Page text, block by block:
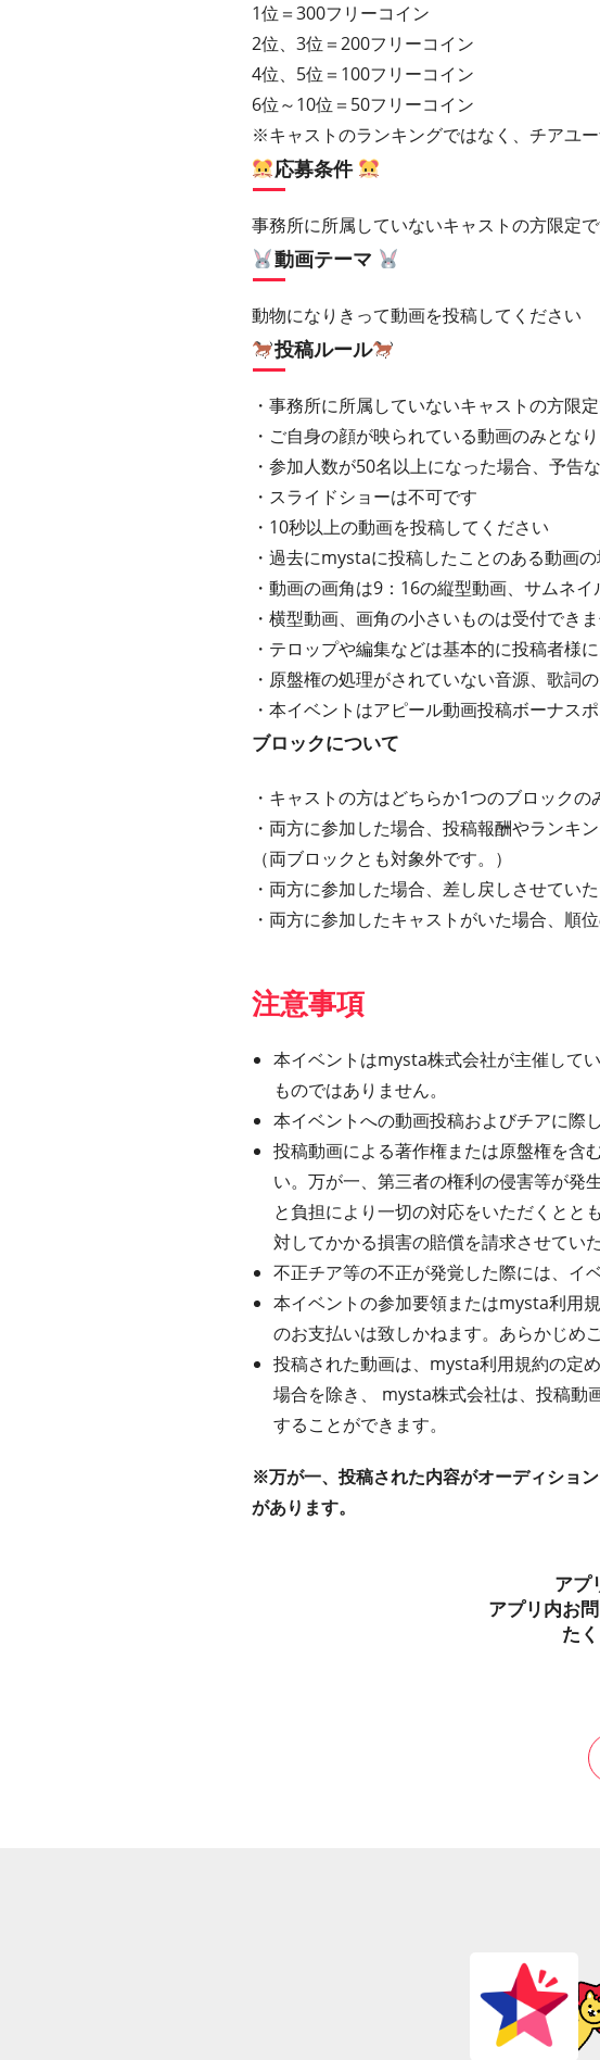
1位＝300フリーコイン
2位、3位＝200フリーコイン
4位、5位＝100フリーコイン
6位～10位＝50フリーコイン
※キャストのランキングではなく、チアユー
応募条件
事務所に所属していないキャストの方限定で
動画テーマ
動物になりきって動画を投稿してください
投稿ルール
・事務所に所属していないキャストの方限
・ご自身の顔が映られている動画のみとな
・参加人数が50名以上になった場合、予告
・スライドショーは不可です
・10秒以上の動画を投稿してください
・過去にmystaに投稿したことのある動画
・動画の画角は9：16の縦型動画、サムネ
・横型動画、画角の小さいものは受付でき
・テロップや編集などは基本的に投稿者様
・原盤権の処理がされていない音源、歌詞
・本イベントはアピール動画投稿ボーナス
ブロックについて
・キャストの方はどちらか1つのブロックの
・両方に参加した場合、投稿報酬やランキ
（両ブロックとも対象外です。）
・両方に参加した場合、差し戻しさせてい
・両方に参加したキャストがいた場合、順
注意事項
本イベントはmysta株式会社が主催して
ものではありません。
本イベントへの動画投稿およびチアに際
投稿動画による著作権または原盤権を含
い。万が一、第三者の権利の侵害等が発
と負担により一切の対応をいただくとと
対してかかる損害の賠償を請求させてい
不正チア等の不正が発覚した際には、イ
本イベントの参加要領またはmysta利用
のお支払いは致しかねます。あらかじめ
投稿された動画は、mysta利用規約の定
場合を除き、 mysta株式会社は、投稿動
することができます。
※万が一、投稿された内容がオーディショ
があります。
アプ
アプリ内お
た